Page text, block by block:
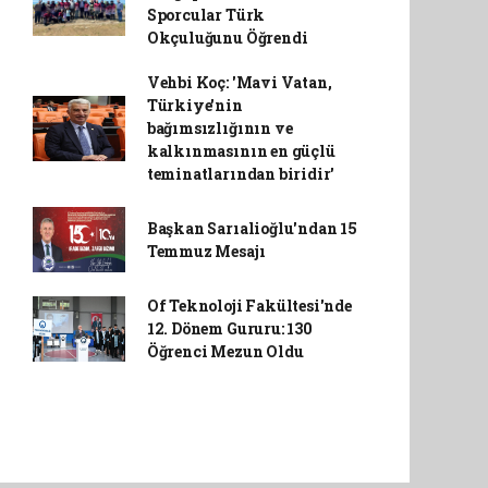
Sporcular Türk
Okçuluğunu Öğrendi
Vehbi Koç: 'Mavi Vatan,
Türkiye'nin
bağımsızlığının ve
kalkınmasının en güçlü
teminatlarından biridir'
Başkan Sarıalioğlu'ndan 15
Temmuz Mesajı
Of Teknoloji Fakültesi'nde
12. Dönem Gururu: 130
Öğrenci Mezun Oldu